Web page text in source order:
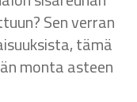
Sen verran
tämä
monta asteen